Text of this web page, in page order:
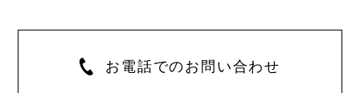
お電話でのお問い合わせ